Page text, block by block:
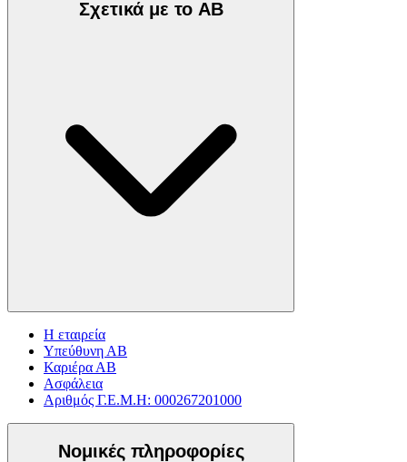
Σχετικά με το ΑΒ
Η εταιρεία
Υπεύθυνη ΑΒ
Καριέρα ΑΒ
Ασφάλεια
Αριθμός Γ.Ε.Μ.Η: 000267201000
Νομικές πληροφορίες